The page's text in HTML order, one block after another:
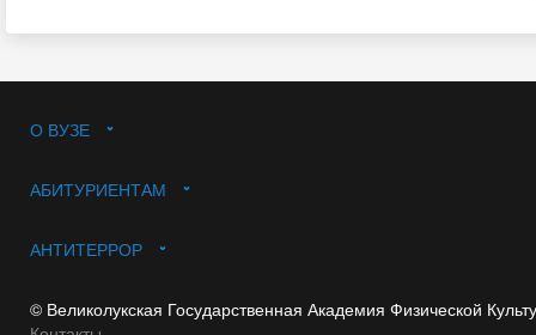
О ВУЗЕ
АБИТУРИЕНТАМ
АНТИТЕРРОР
© Великолукская Государственная Академия Физической